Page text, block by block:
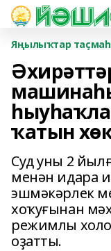
Яңылыҡтар
ҡатын
Суд уны 2
менән идара
эшмәкәрлек
хоҡуғынан
режимлы
оҙатты.